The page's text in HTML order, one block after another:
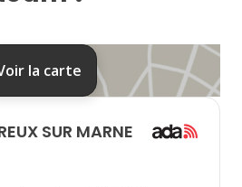
septembre 2026
la carte
SUR MARNE